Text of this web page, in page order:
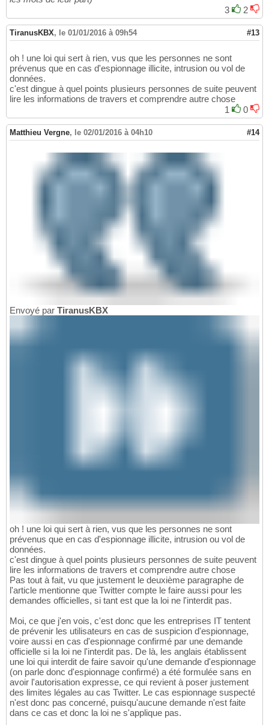
3
2
TiranusKBX, le 01/01/2016 à 09h54 #13
oh ! une loi qui sert à rien, vus que les personnes ne sont
prévenus que en cas d'espionnage illicite, intrusion ou vol de
données.
c'est dingue à quel points plusieurs personnes de suite peuvent
lire les informations de travers et comprendre autre chose
1
0
Matthieu Vergne, le 02/01/2016 à 04h10 #14
Envoyé par TiranusKBX
oh ! une loi qui sert à rien, vus que les personnes ne sont
prévenus que en cas d'espionnage illicite, intrusion ou vol de
données.
c'est dingue à quel points plusieurs personnes de suite peuvent
lire les informations de travers et comprendre autre chose
Pas tout à fait, vu que justement le deuxième paragraphe de
l'article mentionne que Twitter compte le faire aussi pour les
demandes officielles, si tant est que la loi ne l'interdit pas.
Moi, ce que j'en vois, c'est donc que les entreprises IT tentent
de prévenir les utilisateurs en cas de suspicion d'espionnage,
voire aussi en cas d'espionnage confirmé par une demande
officielle si la loi ne l'interdit pas. De là, les anglais établissent
une loi qui interdit de faire savoir qu'une demande d'espionnage
(on parle donc d'espionnage confirmé) a été formulée sans en
avoir l'autorisation expresse, ce qui revient à poser justement
des limites légales au cas Twitter. Le cas espionnage suspecté
n'est donc pas concerné, puisqu'aucune demande n'est faite
dans ce cas et donc la loi ne s'applique pas.